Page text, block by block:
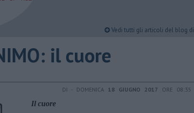
Vedi tutti gli articoli del blog di
il cuore
DI - DOMENICA 18 GIUGNO 2017 ORE 08:35
Il cuore